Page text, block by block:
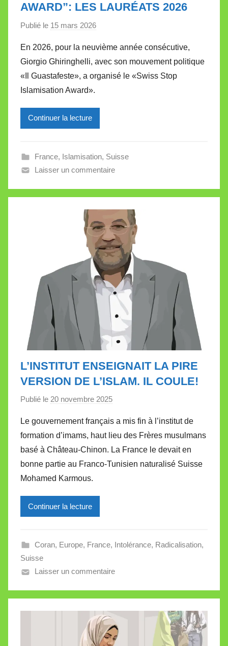
AWARD”: LES LAURÉATS 2026
Publié le 15 mars 2026
r
M
i
l
e
V
l
l
e
t
t
e
En 2026, pour la neuvième année consécutive,
Giorgio Ghiringhelli, avec son mouvement politique
«Il Guastafeste», a organisé le «Swiss Stop
Islamisation Award».
Continuer la lecture
France, Islamisation, Suisse
Laisser un commentaire
L’INSTITUT ENSEIGNAIT LA PIRE
VERSION DE L’ISLAM. IL COULE!
Publié le 20 novembre 2025
r
M
i
r
V
l
e
t
t
e
Le gouvernement français a mis fin à l’institut de
formation d’imams, haut lieu des Frères musulmans
basé à Château-Chinon. La France le devait en
bonne partie au Franco-Tunisien naturalisé Suisse
Mohamed Karmous.
Continuer la lecture
Coran, Europe, France, Intolérance, Radicalisation,
Suisse
Laisser un commentaire